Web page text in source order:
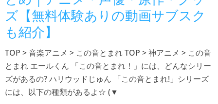
ズ【無料体験ありの動画サブスク
も紹介】
TOP > 音楽アニメ > この音とまれ TOP > 神アニメ > この音
とまれ エールくん 「この音とまれ！」には、どんなシリー
ズがあるの? ハリウッドじゅん 「この音とまれ!」シリーズ
には、以下の種類があるよ☆ (▼